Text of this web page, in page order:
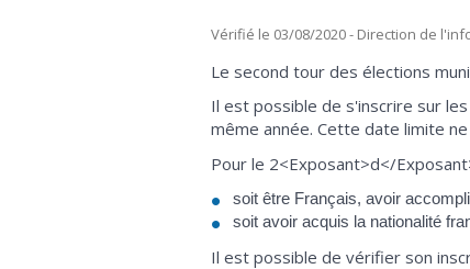
Vérifié le 03/08/2020 - Direction de
Le second tour des élections
Il est possible de s'inscrire sur
même année. Cette date limite
Pour le 2<Exposant>d</
soit être Français, avoir
soit avoir acquis la nationalité
Il est possible de vérifier son